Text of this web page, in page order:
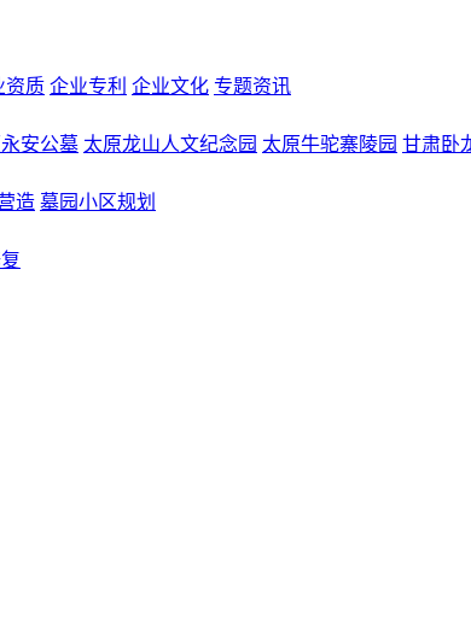
资质 企业专利 企业文化 专题资讯
安公墓 太原龙山人文纪念园 太原牛驼寨陵园 甘肃卧
造 墓园小区规划